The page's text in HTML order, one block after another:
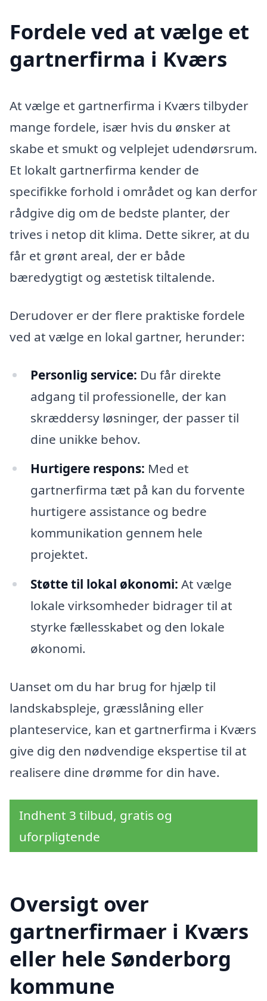
Fordele ved at vælge et
gartnerfirma i Kværs
At vælge et gartnerfirma i Kværs tilbyder
mange fordele, især hvis du ønsker at
skabe et smukt og velplejet udendørsrum.
Et lokalt gartnerfirma kender de
specifikke forhold i området og kan derfor
rådgive dig om de bedste planter, der
trives i netop dit klima. Dette sikrer, at du
får et grønt areal, der er både
bæredygtigt og æstetisk tiltalende.
Derudover er der flere praktiske fordele
ved at vælge en lokal gartner, herunder:
Personlig service: Du får direkte
adgang til professionelle, der kan
skræddersy løsninger, der passer til
dine unikke behov.
Hurtigere respons: Med et
gartnerfirma tæt på kan du forvente
hurtigere assistance og bedre
kommunikation gennem hele
projektet.
Støtte til lokal økonomi: At vælge
lokale virksomheder bidrager til at
styrke fællesskabet og den lokale
økonomi.
Uanset om du har brug for hjælp til
landskabspleje, græsslåning eller
planteservice, kan et gartnerfirma i Kværs
give dig den nødvendige ekspertise til at
realisere dine drømme for din have.
Indhent 3 tilbud, gratis og
uforpligtende
Oversigt over
gartnerfirmaer i Kværs
eller hele Sønderborg
kommune